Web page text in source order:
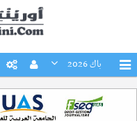
باك 2026